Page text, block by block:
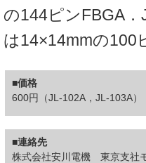
の144ピンFBGA
は14×14mmの100
■価格
600円（JL-102A，JL-103A）
■連絡先
株式会社安川電機 東京支社